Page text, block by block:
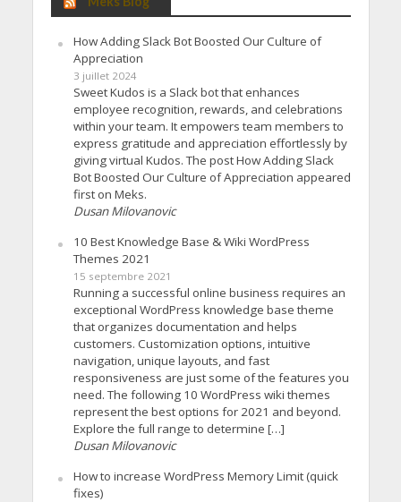
How Adding Slack Bot Boosted Our Culture of
Appreciation
3 juillet 2024
Sweet Kudos is a Slack bot that enhances
employee recognition, rewards, and celebrations
within your team. It empowers team members to
express gratitude and appreciation effortlessly by
giving virtual Kudos. The post How Adding Slack
Bot Boosted Our Culture of Appreciation appeared
first on Meks.
Dusan Milovanovic
10 Best Knowledge Base & Wiki WordPress
Themes 2021
15 septembre 2021
Running a successful online business requires an
exceptional WordPress knowledge base theme
that organizes documentation and helps
customers. Customization options, intuitive
navigation, unique layouts, and fast
responsiveness are just some of the features you
need. The following 10 WordPress wiki themes
represent the best options for 2021 and beyond.
Explore the full range to determine […]
Dusan Milovanovic
How to increase WordPress Memory Limit (quick
fixes)